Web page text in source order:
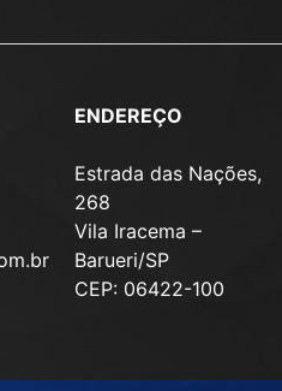
ENDEREÇO
Estrada das Nações,
268
Vila Iracema –
Barueri/SP
CEP: 06422-100